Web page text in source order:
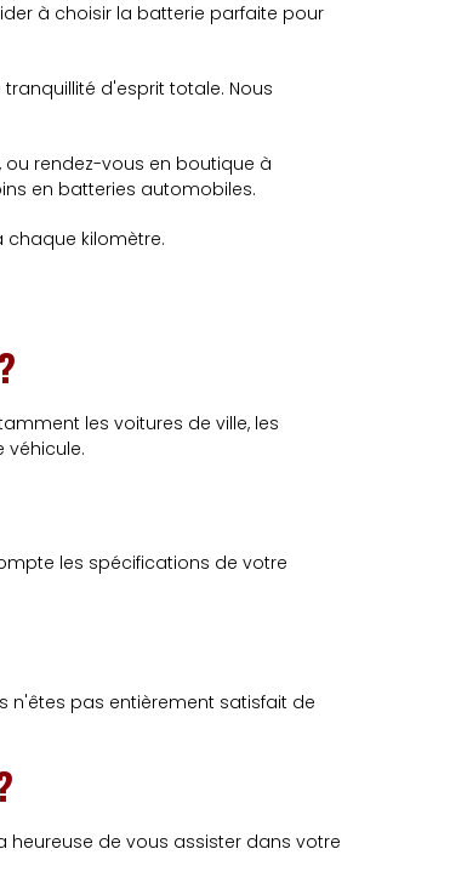
à choisir la batterie parfaite pour
d'esprit totale. Nous
rendez-vous en boutique à
en batteries automobiles.
chaque kilomètre.
les voitures de ville, les
véhicule.
les spécifications de votre
n'êtes pas entièrement satisfait de
heureuse de vous assister dans votre